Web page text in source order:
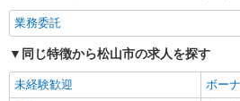
業務委託
同じ特徴から松山市の求人を探す
未経験歓迎
ボー